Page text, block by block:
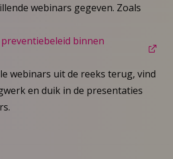
webinars gegeven. Zoals
binnen
webinars uit de reeks terug, vind
en duik in de presentaties